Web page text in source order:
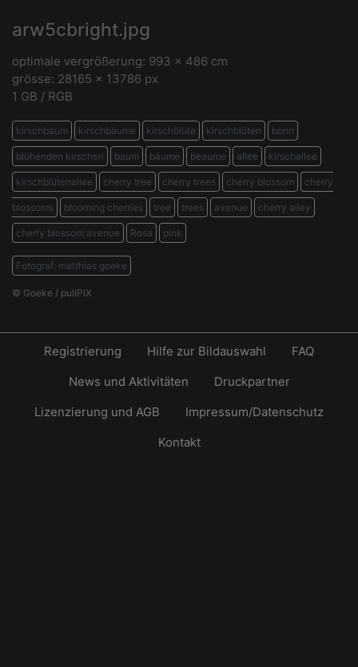
arw5cbright.jpg
optimale vergrößerung: 993 x 486 cm
grösse: 28165 × 13786 px
1 GB / RGB
kirschbaum kirschbäume kirschblüte kirschblüten bonn
blühenden kirschen baum bäume beaume allee kirschallee
kirschblütenallee cherry tree cherry trees cherry blossom cherry
blossoms blooming cherries tree trees avenue cherry alley
cherry blossom avenue Rosa pink
Fotograf: matthias goeke
© Goeke / pullPIX
Registrierung Hilfe zur Bildauswahl
FAQ
News und Aktivitäten
Druckpartner
Lizenzierung und AGB
Impressum/Datenschutz
Kontakt